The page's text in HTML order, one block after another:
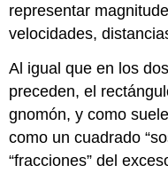
representar
velocidades,
Al igual que en los
preceden, el
gnomón, y como
como un cuadrado
“fracciones” del